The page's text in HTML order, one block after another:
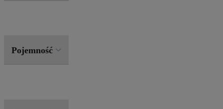
Pojemność